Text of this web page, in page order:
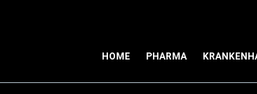
HOME PHARMA